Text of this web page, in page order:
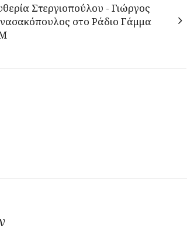
Στεργιοπούλου - Γιώργος
στο Ράδιο Γάμμα